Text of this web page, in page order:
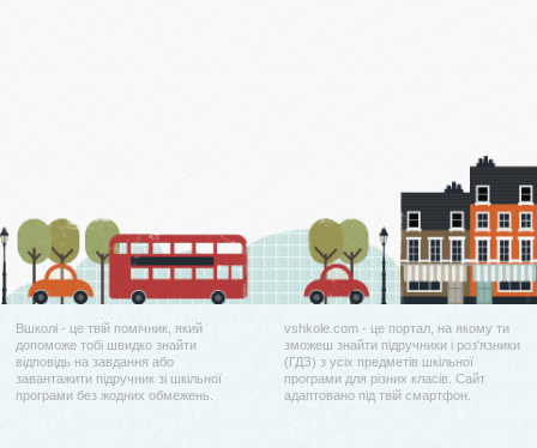
Вшколі - це твій помічник, який
допоможе тобі швидко знайти
відповідь на завдання або
завантажити підручник зі шкільної
програми без жодних обмежень.
vshkole.com - це портал, на якому ти
зможеш знайти підручники і роз'язники
(ГДЗ) з усіх предметів шкільної
програми для різних класів. Сайт
адаптовано під твій смартфон.